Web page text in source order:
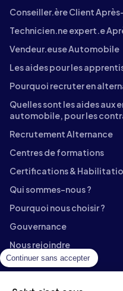
Continuer sans accepter
Conseiller.ère Client
Technicien.ne expert.e
Vendeur.euse Automobile
Les aides pour les
Pourquoi recruter en
Quelles sont les aides aux
automobile, pour les
Recrutement Alternance
Centres de formations
Certifications &
Qui sommes-nous ?
Pourquoi nous choisir ?
Gouvernance
Nous rejoindre
Contact